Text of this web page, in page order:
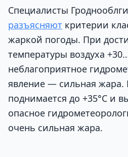
Специалисты
разъясняют критерии
жаркой погоды. При
температуры воздуха
неблагоприятное
явление — сильная жара.
поднимается до +35°C и
опасное
очень сильная жара.